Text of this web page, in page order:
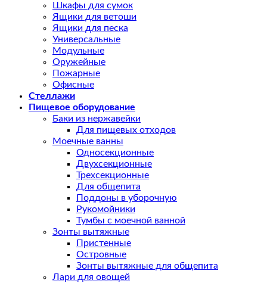
Шкафы для сумок
Ящики для ветоши
Ящики для песка
Универсальные
Модульные
Оружейные
Пожарные
Офисные
Стеллажи
Пищевое оборудование
Баки из нержавейки
Для пищевых отходов
Моечные ванны
Односекционные
Двухсекционные
Трехсекционные
Для общепита
Поддоны в уборочную
Рукомойники
Тумбы с моечной ванной
Зонты вытяжные
Пристенные
Островные
Зонты вытяжные для общепита
Лари для овощей